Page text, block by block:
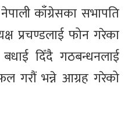
काँग्रेसका सभापति
प्रचण्डलाई फोन गरेका
दिँदै गठबन्धनलाई
गरौं भन्ने आग्रह गरेको